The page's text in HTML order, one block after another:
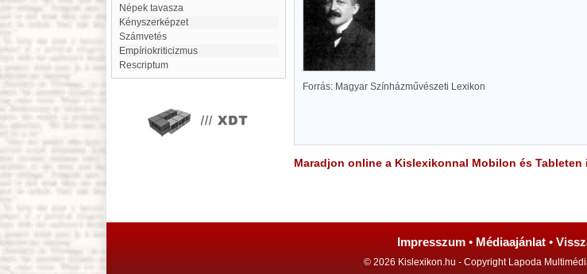
népek tavasza
Kényszerképzet
Számvetés
empíriokriticizmus
Rescriptum
Forrás: Magyar Színházművészeti Lexikon
Maradjon online a Kislexikonnal Mobilon és Tableten
Impresszum • Médiaajánlat •
© 2026 Kislexikon.hu - Copyright Lapoda